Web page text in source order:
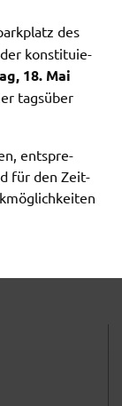
des
der konsti­tu­ie­
18. Mai
tags­über
entspre­
für den Zeit­